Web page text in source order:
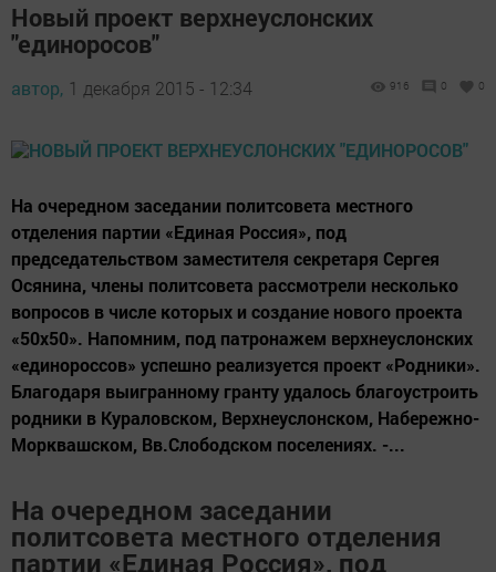
Новый проект верхнеуслонских
"единоросов"
автор, 1 декабря 2015 - 12:34 916 0 0
На очередном заседании политсовета местного
отделения партии «Единая Россия», под
председательством заместителя секретаря Сергея
Осянина, члены политсовета рассмотрели несколько
вопросов в числе которых и создание нового проекта
«50х50». Напомним, под патронажем верхнеуслонских
«единороссов» успешно реализуется проект «Родники».
Благодаря выигранному гранту удалось благоустроить
родники в Кураловском, Верхнеуслонском, Набережно-
Морквашском, Вв.Слободском поселениях. -...
На очередном заседании
политсовета местного отделения
партии «Единая Россия», под